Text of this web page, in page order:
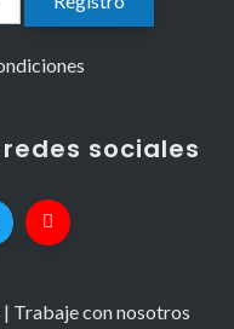
sociales
| Trabaje con nosotros